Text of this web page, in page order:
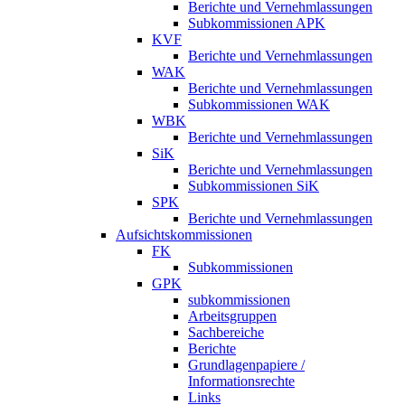
Berichte und Vernehmlassungen
Subkommissionen APK
KVF
Berichte und Vernehmlassungen
WAK
Berichte und Vernehmlassungen
Subkommissionen WAK
WBK
Berichte und Vernehmlassungen
SiK
Berichte und Vernehmlassungen
Subkommissionen SiK
SPK
Berichte und Vernehmlassungen
Aufsichtskommissionen
FK
Subkommissionen
GPK
subkommissionen
Arbeitsgruppen
Sachbereiche
Berichte
Grundlagenpapiere /
Informationsrechte
Links